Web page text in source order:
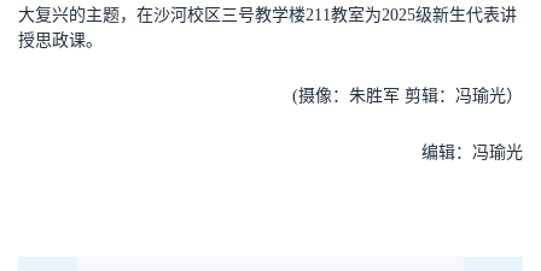
大复兴的主题，在沙河校区三号教学楼211教室为2025级新生代表讲
授思政课。
(摄像：朱胜军 剪辑：冯瑜光）
编辑：冯瑜光